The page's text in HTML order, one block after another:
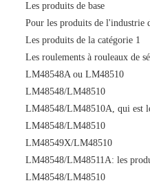
Les produits de base
Pour les produits de l'industrie
Les produits de la catégorie 1
Les roulements à rouleaux de
LM48548A ou LM48510
LM48548/LM48510
LM48548/LM48510A, qui est
LM48548/LM48510
LM48549X/LM48510
LM48548/LM48511A: les
LM48548/LM48510